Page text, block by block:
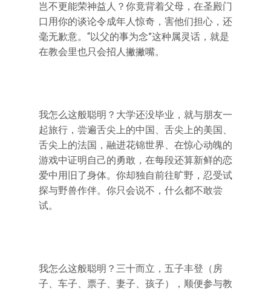
岂不更能荣神益人？你竟背着父母，在圣殿门
口用你的谈论令成年人惊奇，害他们担心，还
毫无歉意。“以父的事为念”这种属灵话，就是
在教会里也只会招人撇撇嘴。
我怎么这般聪明？大学还没毕业，就与朋友一
起旅行，尝遍舌尖上的中国、舌尖上的美国、
舌尖上的法国，融进花锦世界、在惊心动魄的
游戏中证明自己的勇敢，在每段还算新鲜的恋
爱中用旧了身体。你却独自前往旷野，忍受试
探与野兽作伴。你只会说不，什么都不敢尝
试。
我怎么这般聪明？三十而立，五子丰登（房
子、车子、票子、妻子、孩子），顺便参与教